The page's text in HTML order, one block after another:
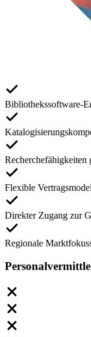
Bibliothekssoftware-
Recherchefähigkeiten
Flexible
Direkter Zugang zur
Regionale